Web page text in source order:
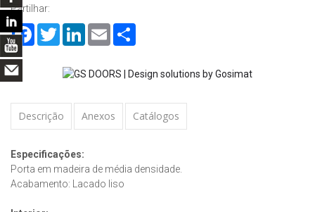
Partilhar:
FacebookTwitterLinkedInEmail
Descrição Anexos Catálogos
Especificações:
Porta em madeira de média densidade.
Acabamento: Lacado liso